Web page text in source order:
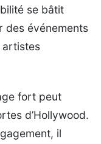
se bâtit
des événements
artistes
fort peut
d’Hollywood.
il